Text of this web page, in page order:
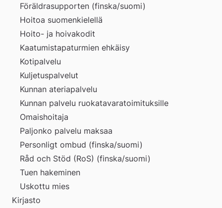
Föräldrasupporten (finska/suomi)
Hoitoa suomenkielellä
Hoito- ja hoivakodit
Kaatumistapaturmien ehkäisy
Kotipalvelu
Kuljetuspalvelut
Kunnan ateriapalvelu
Kunnan palvelu ruokatavaratoimituksille
Omaishoitaja
Paljonko palvelu maksaa
Personligt ombud (finska/suomi)
Råd och Stöd (RoS) (finska/suomi)
Tuen hakeminen
Uskottu mies
Kirjasto